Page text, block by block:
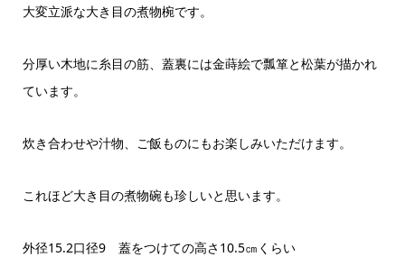
大変立派な大き目の煮物椀です。
分厚い木地に糸目の筋、蓋裏には金蒔絵で瓢箪と松葉が描かれ
ています。
炊き合わせや汁物、ご飯ものにもお楽しみいただけます。
これほど大き目の煮物碗も珍しいと思います。
外径15.2口径9 蓋をつけての高さ10.5㎝くらい